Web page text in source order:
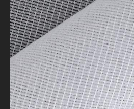
Interlining
bukan
tenunan